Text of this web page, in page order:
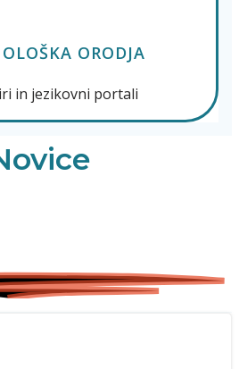
ORODJA
in jezikovni portali